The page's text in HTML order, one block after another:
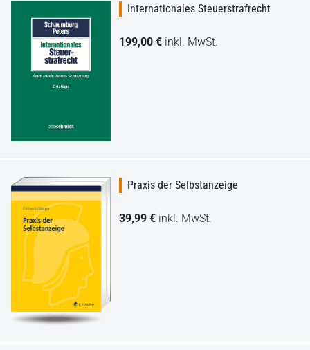
Internationales Steuerstrafrecht
199,00 € inkl. MwSt.
Praxis der Selbstanzeige
39,99 € inkl. MwSt.